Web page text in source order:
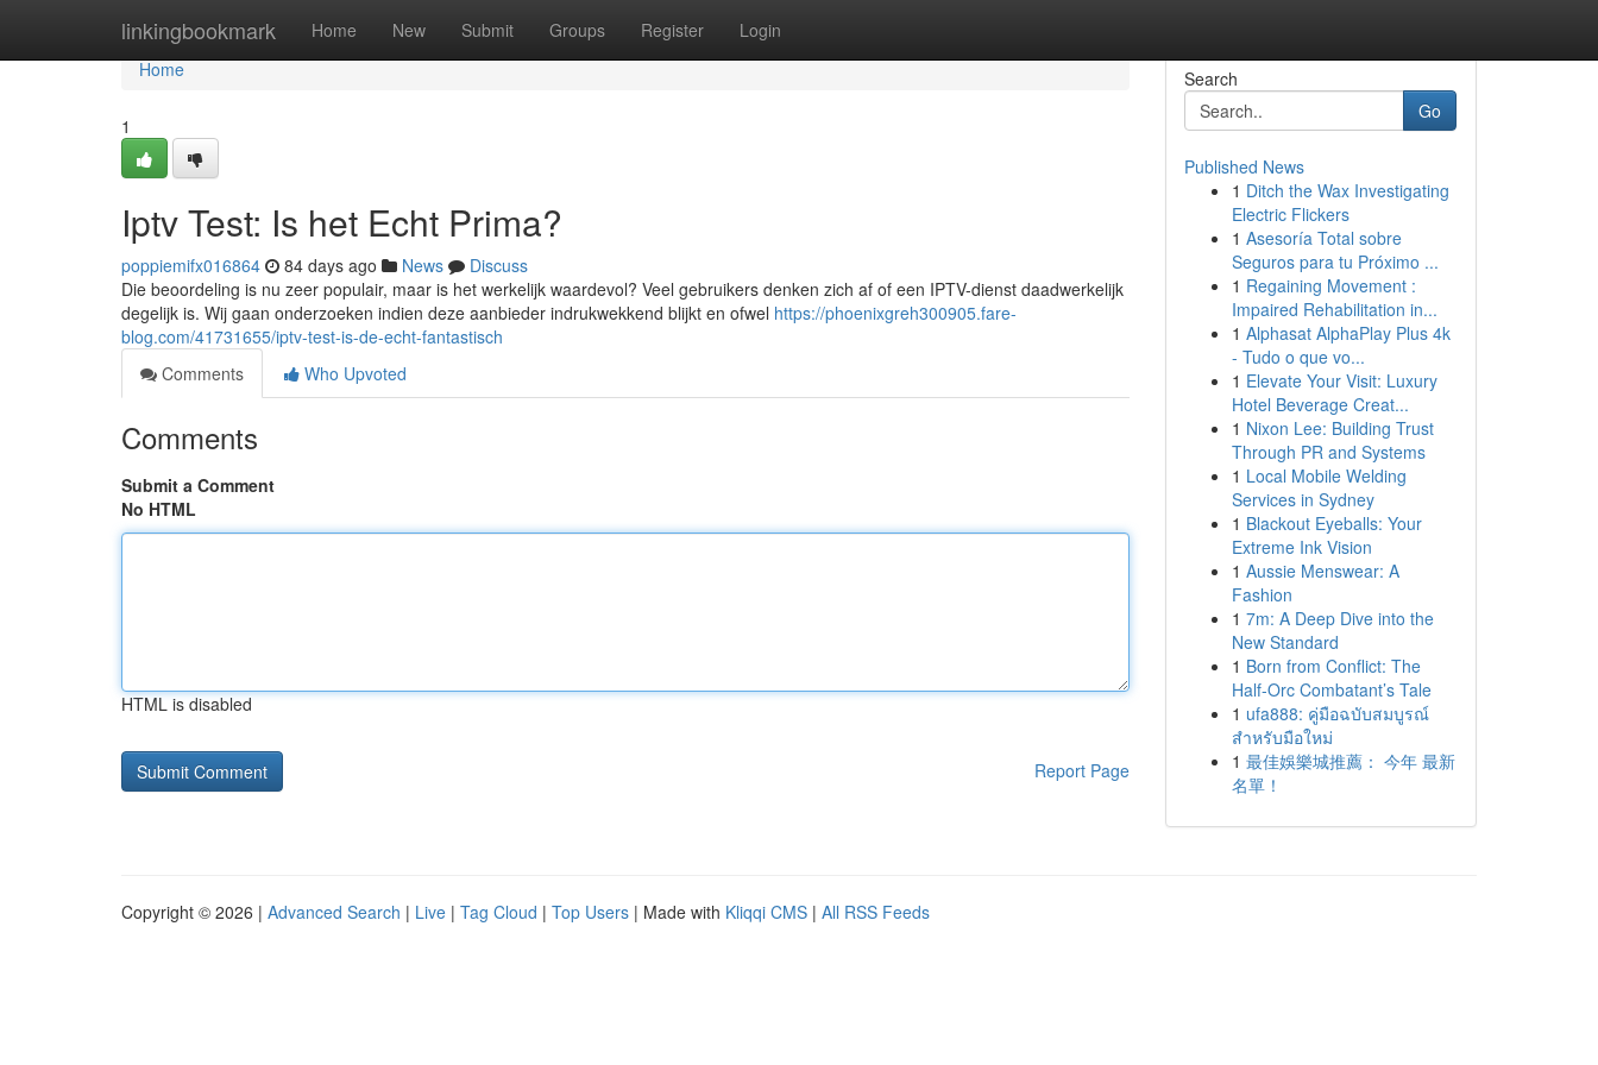
linkingbookmark Home New Submit Groups Register Login
Home
Home
1
Iptv Test: Is het Echt Prima?
poppiemifx016864 84 days ago News
Discuss
Die beoordeling is nu zeer populair, maar is het werkelijk waardevol? Veel gebruikers denken zich af of een IPTV-dienst daadwerkelijk
degelijk is. Wij gaan onderzoeken indien deze aanbieder indrukwekkend blijkt en ofwel https://phoenixgreh300905.fare-
blog.com/41731655/iptv-test-is-de-echt-fantastisch
Comments
Who Upvoted
Comments
Submit a Comment
No HTML
HTML is disabled
Report Page
Search
Go
Published News
1 Ditch the Wax Investigating
Electric Flickers
1 Asesoría Total sobre
Seguros para tu Próximo ...
1 Regaining Movement :
Impaired Rehabilitation in...
1 Alphasat AlphaPlay Plus 4k
- Tudo o que vo...
1 Elevate Your Visit: Luxury
Hotel Beverage Creat...
1 Nixon Lee: Building Trust
Through PR and Systems
1 Local Mobile Welding
Services in Sydney
1 Blackout Eyeballs: Your
Extreme Ink Vision
1 Aussie Menswear: A
Fashion
1 7m: A Deep Dive into the
New Standard
1 Born from Conflict: The
Half-Orc Combatant’s Tale
1 ufa888: คู่มือฉบับสมบูรณ์
สำหรับมือใหม่
1 最佳娛樂城推薦： 今年 最新
名單！
Copyright © 2026 | Advanced Search | Live | Tag Cloud | Top Users | Made with Kliqqi CMS | All RSS Feeds